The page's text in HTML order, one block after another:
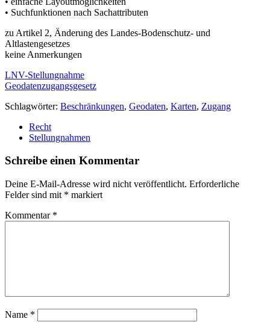
• Suchfunktionen nach Sachattributen
zu Artikel 2, Änderung des Landes-Bodenschutz- und
Altlastengesetzes
keine Anmerkungen
LNV-Stellungnahme
Geodatenzugangsgesetz
Schlagwörter: Beschränkungen, Geodaten, Karten, Zugang
Recht
Stellungnahmen
Schreibe einen Kommentar
Deine E-Mail-Adresse wird nicht veröffentlicht. Erforderliche
Felder sind mit * markiert
Kommentar *
Name *